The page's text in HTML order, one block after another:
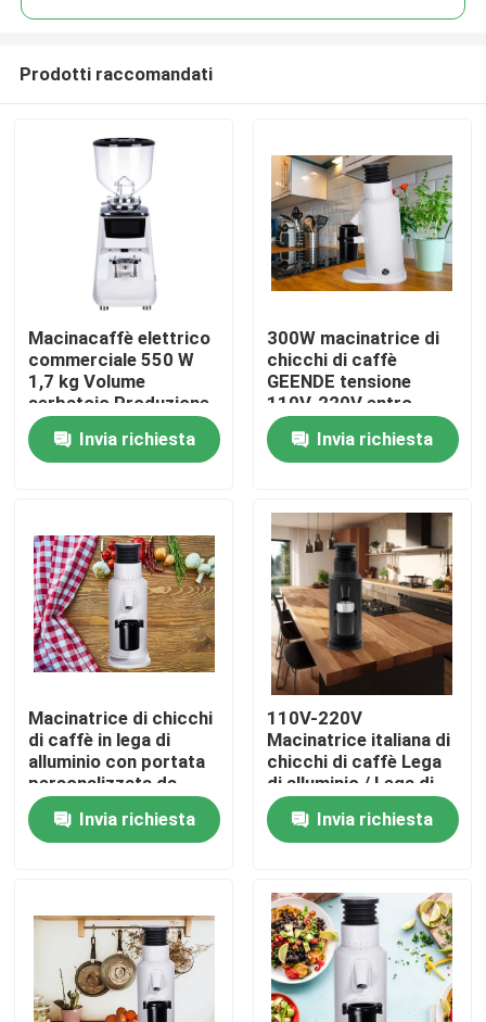
Casa
Prodotti
Circa noi
Giro della fabbrica
Controllo di qualità
Contattici
Smerigliatrice del chicco di caffè
Burr Coffee Grinder
Prodotti raccomandati
Macinacaffè elettrico
commerciale 550 W
1,7 kg Volume
serbatoio Produzione
online
Invia richiesta
300W macinatrice di
chicchi di caffè
GEENDE tensione
110V-220V entro
L13*W21*H32CM
Invia richiesta
Macinatrice di chicchi
di caffè in lega di
alluminio con portata
personalizzata da
110-220V a 120g
Invia richiesta
110V-220V
Macinatrice italiana di
chicchi di caffè Lega
di alluminio / Lega di
zinco
Invia richiesta